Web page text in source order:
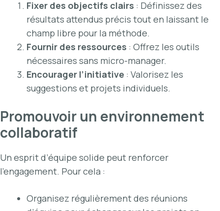
Fixer des objectifs clairs : Définissez des
résultats attendus précis tout en laissant le
champ libre pour la méthode.
Fournir des ressources : Offrez les outils
nécessaires sans micro-manager.
Encourager l’initiative : Valorisez les
suggestions et projets individuels.
Promouvoir un environnement
collaboratif
Un esprit d’équipe solide peut renforcer
l’engagement. Pour cela :
Organisez régulièrement des réunions